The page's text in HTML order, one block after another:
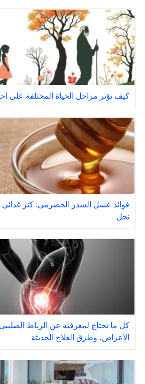
كيف تؤثر مراحل الحياة المختلفة على
فوائد عسل السدر الحضرمي: كنز
نحل
كل ما تحتاج لمعرفته عن الرباط الصليبي
الأعراض، وطرق العلاج الحديثة